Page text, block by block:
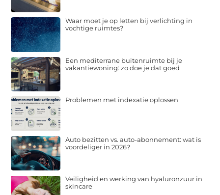
Waar moet je op letten bij verlichting in
vochtige ruimtes?
Een mediterrane buitenruimte bij je
vakantiewoning: zo doe je dat goed
Problemen met indexatie oplossen
Auto bezitten vs. auto-abonnement: wat is
voordeliger in 2026?
Veiligheid en werking van hyaluronzuur in
skincare